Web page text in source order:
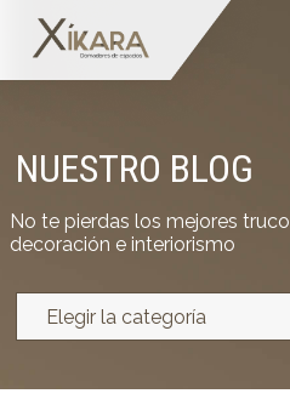
NUESTRO BLOG
No te pierdas los mejores
decoración e interiorismo